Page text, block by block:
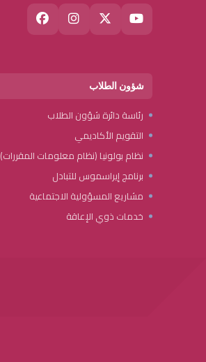
شؤون الطلاب
رئاسة دائرة شؤون الطلاب
التقويم الأكاديمي
نظام بولونيا (نظام معلومات المقررات)
برنامج إيراسموس للتبادل
مشاريع المسؤولية الاجتماعية
خدمات ذوي الإعاقة